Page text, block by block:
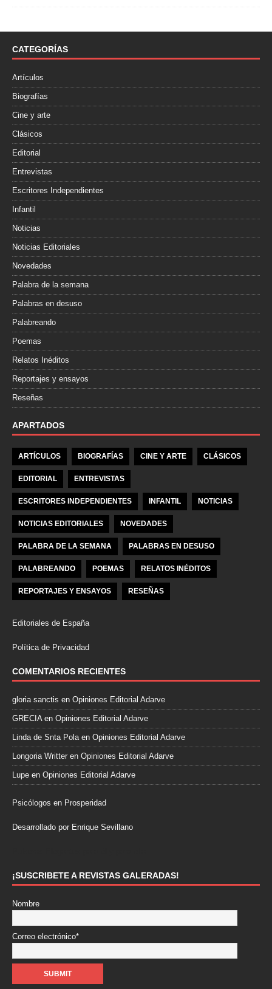
o
k
r
t
i
CATEGORÍAS
Artículos
Biografías
Cine y arte
Clásicos
Editorial
Entrevistas
Escritores Independientes
Infantil
Noticias
Noticias Editoriales
Novedades
Palabra de la semana
Palabras en desuso
Palabreando
Poemas
Relatos Inéditos
Reportajes y ensayos
Reseñas
APARTADOS
ARTÍCULOS BIOGRAFÍAS CINE Y ARTE CLÁSICOS
EDITORIAL ENTREVISTAS
ESCRITORES INDEPENDIENTES INFANTIL NOTICIAS
NOTICIAS EDITORIALES NOVEDADES
PALABRA DE LA SEMANA PALABRAS EN DESUSO
PALABREANDO POEMAS RELATOS INÉDITOS
REPORTAJES Y ENSAYOS RESEÑAS
Editoriales de España
Política de Privacidad
COMENTARIOS RECIENTES
gloria sanctis en Opiniones Editorial Adarve
GRECIAen Opiniones Editorial Adarve
Linda de Snta Polaen Opiniones Editorial Adarve
Longoria Writter en Opiniones Editorial Adarve
Lupe en Opiniones Editorial Adarve
Psicólogos en Prosperidad
Desarrollado por Enrique Sevillano
¡SUSCRIBETE A REVISTAS GALERADAS!
Nombre
Correo electrónico*